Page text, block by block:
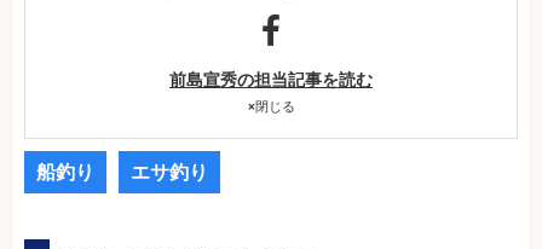
前島宣秀の担当記事を読む
×閉じる
船釣り エサ釣り